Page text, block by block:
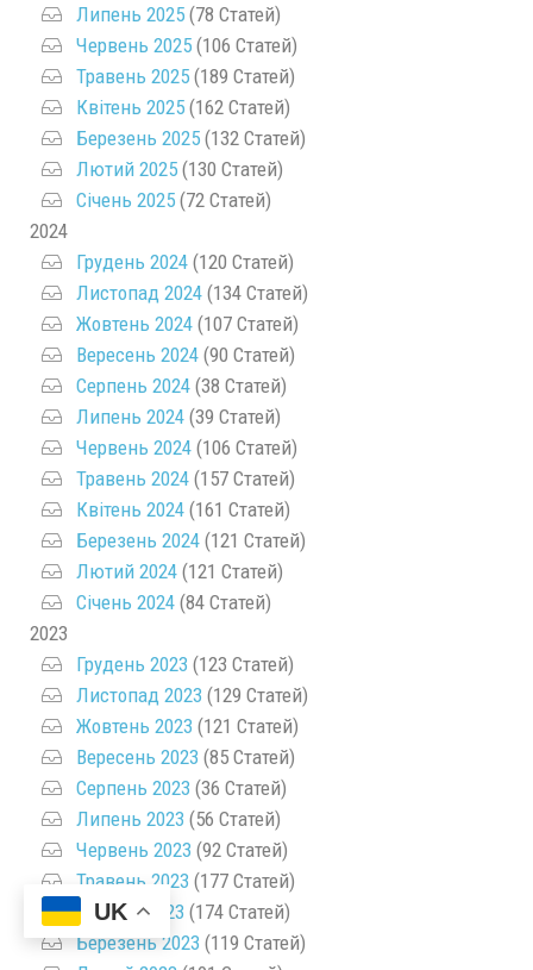
Липень 2025 (78 Статей)
Червень 2025 (106 Статей)
Травень 2025 (189 Статей)
Квітень 2025 (162 Статей)
Березень 2025 (132 Статей)
Лютий 2025 (130 Статей)
Січень 2025 (72 Статей)
2024
Грудень 2024 (120 Статей)
Листопад 2024 (134 Статей)
Жовтень 2024 (107 Статей)
Вересень 2024 (90 Статей)
Серпень 2024 (38 Статей)
Липень 2024 (39 Статей)
Червень 2024 (106 Статей)
Травень 2024 (157 Статей)
Квітень 2024 (161 Статей)
Березень 2024 (121 Статей)
Лютий 2024 (121 Статей)
Січень 2024 (84 Статей)
2023
Грудень 2023 (123 Статей)
Листопад 2023 (129 Статей)
Жовтень 2023 (121 Статей)
Вересень 2023 (85 Статей)
Серпень 2023 (36 Статей)
Липень 2023 (56 Статей)
Червень 2023 (92 Статей)
Травень 2023 (177 Статей)
Квітень 2023 (174 Статей)
Березень 2023 (119 Статей)
UK